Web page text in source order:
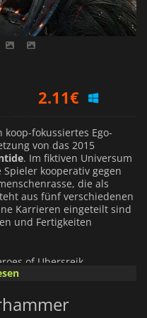
2.11€
2.29€
koop-fokussiertes Ego-
von das 2015
. Im fiktiven Universum
kooperativ gegen
die als
aus fünf verschiedenen
Karrieren eingeteilt sind
und Fertigkeiten
of Ubersreik
der Helden fiel die
bekannt ist, um
und seine